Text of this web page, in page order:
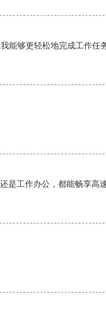
能够更轻松地完成工作任务
工作办公，都能畅享